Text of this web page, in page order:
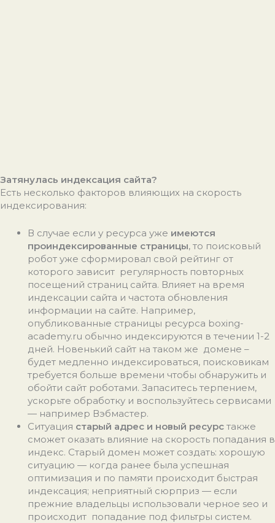
Затянулась индексация сайта?
Есть несколько факторов влияющих на скорость
индексирования:
В случае если у ресурса уже имеются
проиндексированные страницы, то поисковый
робот уже сформировал свой рейтинг от
которого зависит регулярность повторных
посещений страниц сайта. Влияет на время
индексации сайта и частота обновления
информации на сайте. Например,
опубликованные страницы ресурса boxing-
academy.ru обычно индексируются в течении 1-2
дней. Новенький сайт на таком же домене –
будет медленно индексироваться, поисковикам
требуется больше времени чтобы обнаружить и
обойти сайт роботами. Запаситесь терпением,
ускорьте обработку и воспользуйтесь сервисами
— например Вэбмастер.
Ситуация старый адрес и новый ресурс также
сможет оказать влияние на скорость попадания в
индекс. Старый домен может создать: хорошую
ситуацию — когда ранее была успешная
оптимизация и по памяти происходит быстрая
индексация; неприятный сюрприз — если
прежние владельцы использовали черное seo и
происходит попадание под фильтры систем.